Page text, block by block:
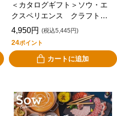
＜カタログギフト＞ソウ・エ
クスペリエンス クラフトカ
レーギフト
4,950円 (税込5,445円)
24ポイント
カートに追加